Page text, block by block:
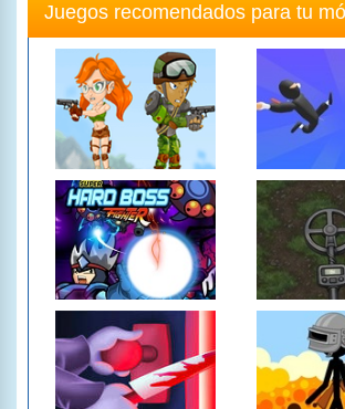
Juegos recomendados para tu